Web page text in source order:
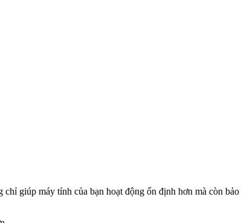
giúp máy tính của bạn hoạt động ổn định hơn mà còn bảo